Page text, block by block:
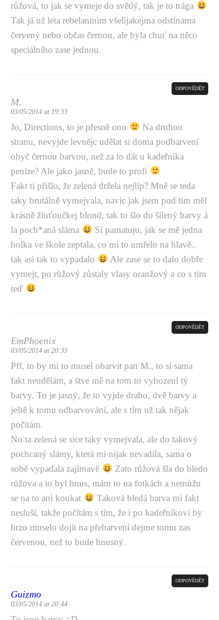
růžová, to jak se vymeje do světlý, tak je to trága
Tak já už léta rebelantnim všelijakejma odstínama
červený nebo občas černou, ale byla chuť na něco
speciálního zase jednou.
M.
03/05/2014 at 19:33
ODPOVĚDĚT
Jo, Directions, to je přesně ono
Na druhou
stranu, nevyjde levnějc udělat si doma podbarvení
obyč černou barvou, než za to dát u kadeřníka
peníze? Ale jako jasně, bude to profi
Fakt ti přišlo, že zelená držela nejlíp? Mně se teda
taky brutálně vymejvala, navíc jak jsem pod tím měl
krásně žluťoučkej blond, tak to šlo do šílený barvy á
la poch*aná sláma
Si pamatuju, jak se mě jedna
holka ve škole zeptala, co mi to umřelo na hlavě..
tak asi tak to vypadalo
Ale zase se to dalo dobře
vymejt, po růžový zůstaly vlasy oranžový a co s tim
teď
EmPhoenix
03/05/2014 at 20:33
ODPOVĚDĚT
Pff, to by mi to musel obarvit pan M., to si sama
fakt neudělám, a štve mě na tom to vyhození tý
barvy. To je jasný, že to vyjde draho, dvě barvy a
ještě k tomu odbarvování, ale s tím už tak nějak
počítám.
No ta zelená se sice taky vymejvala, ale do takový
pochcaný slámy, která mi nijak nevadila, sama o
sobě vypadala zajímavě
Zato růžová šla do bledo
růžova a to byl hnus, mám to na fotkách a nemůžu
se na to ani koukat
Taková bledá barva mi fakt
nesluší, takže počítám s tím, že i po kadeřníkovi by
brzo muselo dojít na přebarvení dejme tomu zas
červenou, než to bude hnusný.
Guizmo
03/05/2014 at 20:44
ODPOVĚDĚT